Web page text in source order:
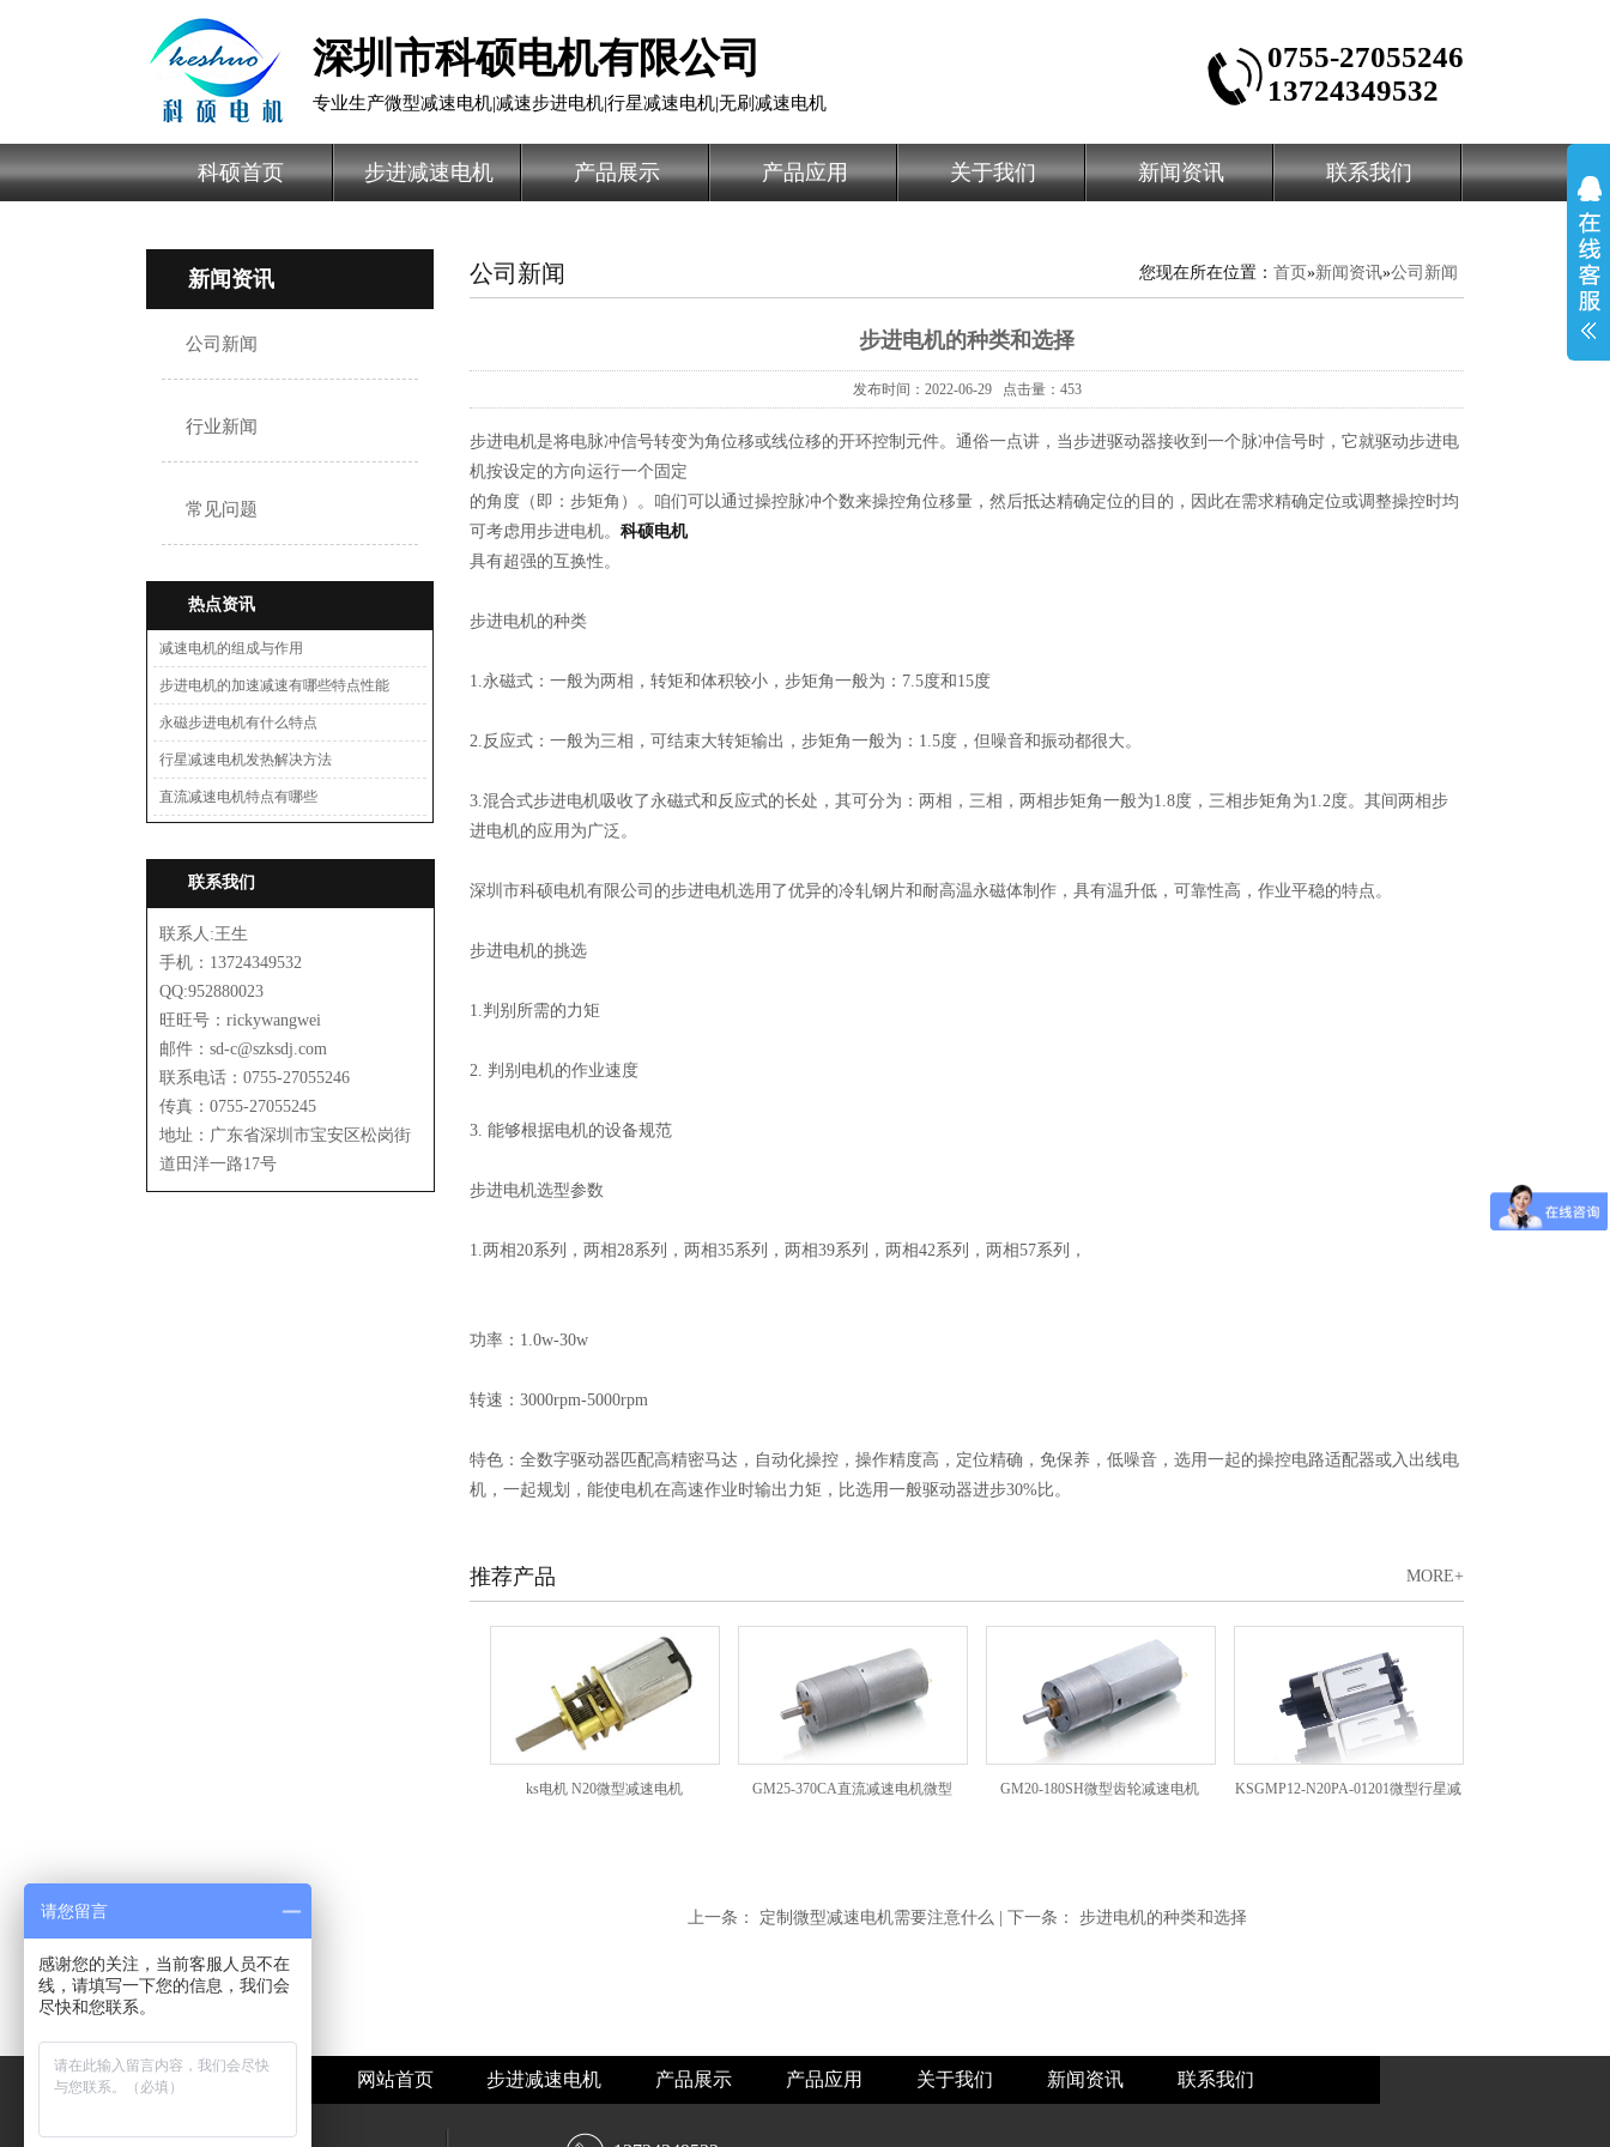
深圳市科硕电机有限公司
专业生产微型减速电机|减速步进电机|行星减速电机|无刷减速电机
0755-27055246
13724349532
科硕首页 步进减速电机 产品展示 产品应用 关于我们 新闻资讯 联系我们
新闻资讯
公司新闻
行业新闻
常见问题
热点资讯
减速电机的组成与作用
步进电机的加速减速有哪些特点性能
永磁步进电机有什么特点
行星减速电机发热解决方法
直流减速电机特点有哪些
联系我们
联系人:王生
手机：13724349532
QQ:952880023
旺旺号：rickywangwei
邮件：sd-c@szksdj.com
联系电话：0755-27055246
传真：0755-27055245
地址：广东省深圳市宝安区松岗街
道田洋一路17号
您现在所在位置： 首页 »新闻资讯»公司新闻
公司新闻
步进电机的种类和选择
发布时间：2022-06-29 点击量：453
步进电机是将电脉冲信号转变为角位移或线位移的开环控制元件。通俗一点讲，当步进驱动器接收到一个脉冲信号时，它就驱动步进电
机按设定的方向运行一个固定
的角度（即：步矩角）。咱们可以通过操控脉冲个数来操控角位移量，然后抵达精确定位的目的，因此在需求精确定位或调整操控时均
可考虑用步进电机。 科硕电机
具有超强的互换性。
步进电机的种类
1.永磁式：一般为两相，转矩和体积较小，步矩角一般为：7.5度和15度
2.反应式：一般为三相，可结束大转矩输出，步矩角一般为：1.5度，但噪音和振动都很大。
3.混合式步进电机吸收了永磁式和反应式的长处，其可分为：两相，三相，两相步矩角一般为1.8度，三相步矩角为1.2度。其间两相步
进电机的应用为广泛。
深圳市科硕电机有限公司的步进电机选用了优异的冷轧钢片和耐高温永磁体制作，具有温升低，可靠性高，作业平稳的特点。
步进电机的挑选
1.判别所需的力矩
2. 判别电机的作业速度
3. 能够根据电机的设备规范
步进电机选型参数
1.两相20系列，两相28系列，两相35系列，两相39系列，两相42系列，两相57系列，
功率：1.0w-30w
转速：3000rpm-5000rpm
特色：全数字驱动器匹配高精密马达，自动化操控，操作精度高，定位精确，免保养，低噪音，选用一起的操控电路适配器或入出线电
机，一起规划，能使电机在高速作业时输出力矩，比选用一般驱动器进步30%比。
MORE+
推荐产品
ks电机 N20微型减速电机 GM25-370CA直流减速电机微型 GM20-180SH微型齿轮减速电机 KSGMP12-N20PA-01201微型行星减
上一条： 定制微型减速电机需要注意什么 | 下一条： 步进电机的种类和选择
网站首页 步进减速电机 产品展示 产品应用 关于我们 新闻资讯 联系我们
请您留言
感谢您的关注，当前客服人员不在
线，请填写一下您的信息，我们会
尽快和您联系。